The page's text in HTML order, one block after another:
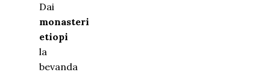
Dai
monasteri
etiopi
la
bevanda